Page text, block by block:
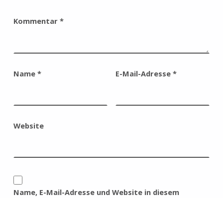
Kommentar *
Name * E-Mail-Adresse *
Website
Name, E-Mail-Adresse und Website in diesem